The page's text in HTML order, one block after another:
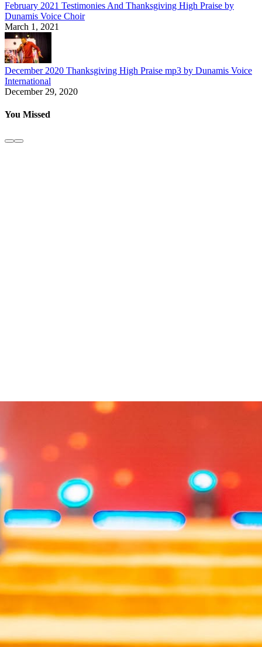
February 2021 Testimonies And Thanksgiving High Praise by
Dunamis Voice Choir
March 1, 2021
December 2020 Thanksgiving High Praise mp3 by Dunamis Voice
International
December 29, 2020
You Missed